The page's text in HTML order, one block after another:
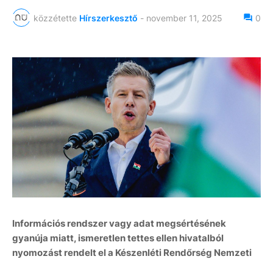
közzétette Hírszerkesztő - november 11, 2025 0
Információs rendszer vagy adat megsértésének
gyanúja miatt, ismeretlen tettes ellen hivatalból
nyomozást rendelt el a Készenléti Rendőrség Nemzeti